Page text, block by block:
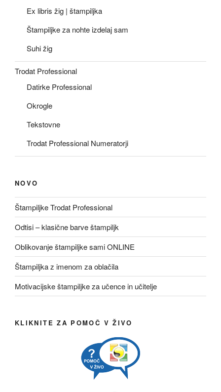
Ex libris žig | štampiljka
Štampiljke za nohte izdelaj sam
Suhi žig
Trodat Professional
Datirke Professional
Okrogle
Tekstovne
Trodat Professional Numeratorji
NOVO
Štampiljke Trodat Professional
Odtisi – klasične barve štampiljk
Oblikovanje štampiljke sami ONLINE
Štampiljka z imenom za oblačila
Motivacijske štampiljke za učence in učitelje
KLIKNITE ZA POMOČ V ŽIVO